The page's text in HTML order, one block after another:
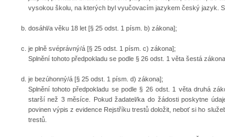
vysokou školu, na kterých byl vyučovacím jazykem český jazyk.
dosáhl/a věku 18 let [§ 25 odst. 1 písm. b) zákona];
je plně svéprávný/á [§ 25 odst. 1 písm. c) zákona];
Splnění tohoto předpokladu se podle § 26 odst. 1 věta šestá
je bezúhonný/á [§ 25 odst. 1 písm. d) zákona];
Splnění tohoto předpokladu se podle § 26 odst. 1 věta druhá
starší než 3 měsíce. Pokud žadatel/ka do žádosti poskytne
povinen výpis z evidence Rejstříku trestů doložit, neboť si ho
trestů.